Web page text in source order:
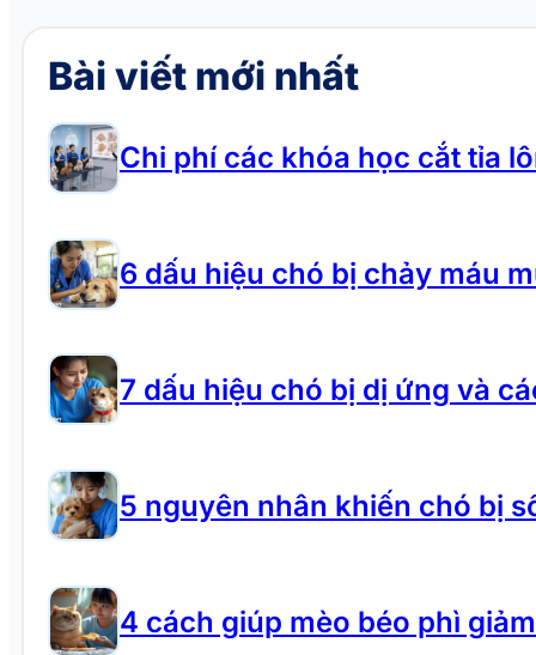
Bài viết mới nhất
Chi phí các khóa học cắt tỉa
6 dấu hiệu chó bị chảy máu
7 dấu hiệu chó bị dị ứng và
5 nguyên nhân khiến chó bị
4 cách giúp mèo béo phì